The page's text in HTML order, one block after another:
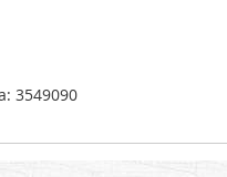
3549090